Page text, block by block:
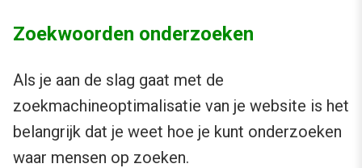
Zoekwoorden onderzoeken
Als je aan de slag gaat met de
zoekmachineoptimalisatie van je website is het
belangrijk dat je weet hoe je kunt onderzoeken
waar mensen op zoeken.